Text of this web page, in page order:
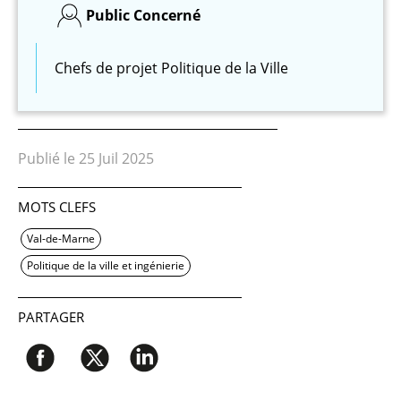
Public Concerné
Chefs de projet Politique de la Ville
Publié le 25 Juil 2025
MOTS CLEFS
Val-de-Marne
Politique de la ville et ingénierie
PARTAGER